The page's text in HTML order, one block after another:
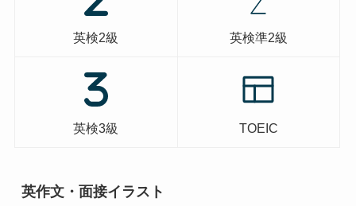
英検2級 英検準2級
英検3級 TOEIC
英作文・面接イラスト